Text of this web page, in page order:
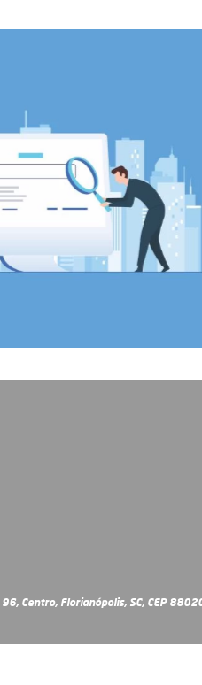
Centro, Florianópolis, SC, CEP